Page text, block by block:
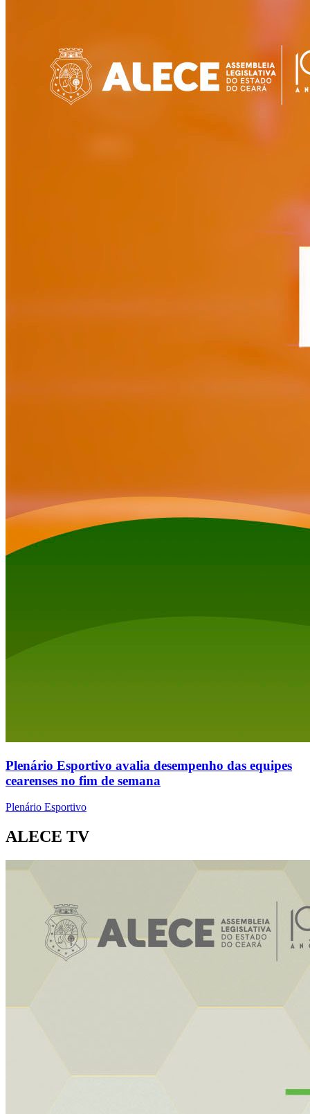
Plenário Esportivo avalia desempenho das equipes
cearenses no fim de semana
Plenário Esportivo
ALECE TV